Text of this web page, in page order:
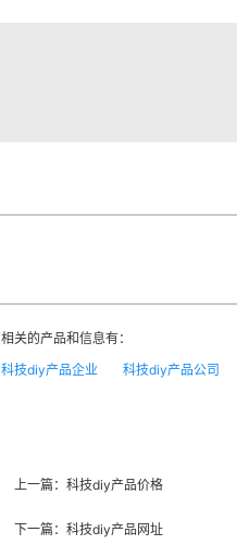
相关的产品和信息有：
科技diy产品企业
科技diy产品公司
上一篇： 科技diy产品价格
下一篇： 科技diy产品网址